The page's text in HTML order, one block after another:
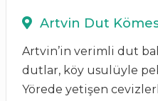
Artvin Dut
Artvin’in verimli dut
dutlar, köy usulüyle
Yörede yetişen